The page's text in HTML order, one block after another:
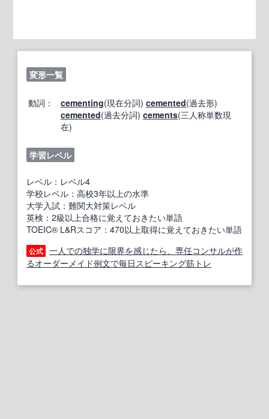
変形一覧
動詞： cementing(現在分詞) cemented(過去形)
cemented(過去分詞) cements(三人称単数現
在)
学習レベル
レベル：レベル4
学校レベル：高校3年以上の水準
大学入試：難関大対策レベル
英検：2級以上合格に覚えておきたい単語
TOEIC® L&Rスコア：470以上取得に覚えておきたい単語
公式 一人での独学に限界を感じたら、専任コンサルが作
るオーダーメイド例文で毎日スピーキング筋トレ